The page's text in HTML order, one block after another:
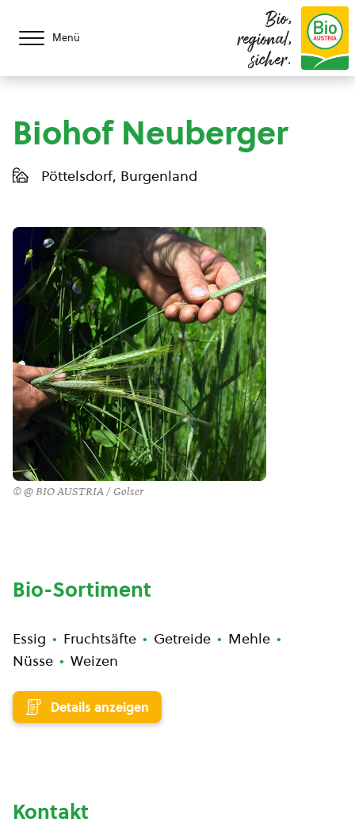
Menü
Bio,
regional,
sicher.
Biohof Neuberger
Pöttelsdorf, Burgenland
© @ BIO AUSTRIA / Golser
Bio-Sortiment
Essig Fruchtsäfte Getreide
Mehle
Nüsse
Weizen
Details anzeigen
Kontakt